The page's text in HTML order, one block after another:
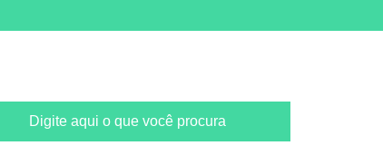
Digite aqui o que você procura